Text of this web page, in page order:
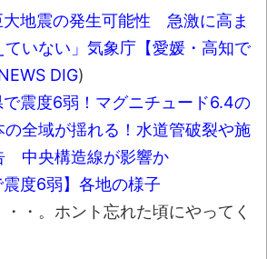
ミキリムシに1匹300円の賞金を
初日に1170匹持ち込まれる
ましたNEW!
「トリプル台風」発生！新
に近づく可能性とか
KI熱心ファン「みなちゃん」さ
自殺かとか 元ジャンポケ・斉藤
7年求刑とか 東野圭吾さん、
記憶』発売にファン感涙とか
大地震の発生可能性 急激に高ま
ていない」気象庁【愛媛・高知で
DIG)
震度6弱！マグニチュード6.4の
全域が揺れる！水道管破裂や施
中央構造線が影響か
震度6弱】各地の様子
・。ホント忘れた頃にやってく